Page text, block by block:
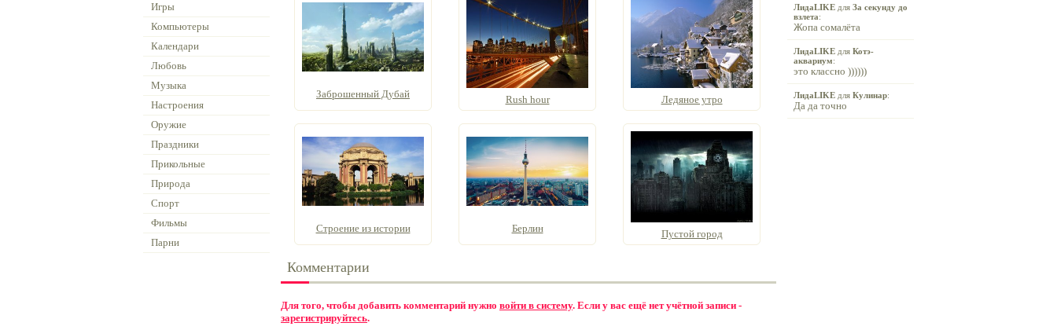
Игры
Компьютеры
Календари
Любовь
Музыка
Настроения
Оружие
Праздники
Прикольные
Природа
Спорт
Фильмы
Парни
Заброшенный Дубай Rush hour Ледяное утро
Строение из истории Берлин Пустой город
Комментарии
Для того, чтобы добавить комментарий нужно войти в систему. Если у вас ещё нет учётной записи -
зарегистрируйтесь.
ЛидаLIKE для За секунду до
взлета:
Жопа сомалёта
ЛидаLIKE для Котэ-
аквариум:
это классно ))))))
ЛидаLIKE для Кулинар:
Да да точно